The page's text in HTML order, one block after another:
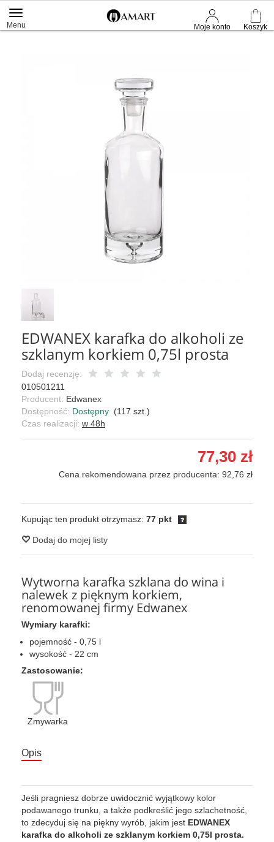
Moje konto Koszyk
Menu
EDWANEX karafka do alkoholi ze
szklanym korkiem 0,75l prosta
Dodaj recenzję:
010501211
Producent: Edwanex
Dostępność: Dostępny (117 szt.)
Czas realizacji: w 48h
77,30 zł
Cena rekomendowana przez producenta: 92,76 zł
Kupując ten produkt otrzymasz: 77 pkt
Dodaj do mojej listy
Wytworna karafka szklana do wina i
nalewek z pięknym korkiem,
renomowanej firmy Edwanex
Wymiary karafki:
pojemność - 0,75 l
wysokość - 22 cm
Zastosowanie:
Zmywarka
Opis
Jeśli pragniesz dobrze uwidocznić wyjątkowy kolor
podawanego trunku, a także podkreślić jego szlachetność,
to zdecyduj się na piękny wyrób, jakim jest EDWANEX
karafka do alkoholi ze szklanym korkiem 0,75l prosta.